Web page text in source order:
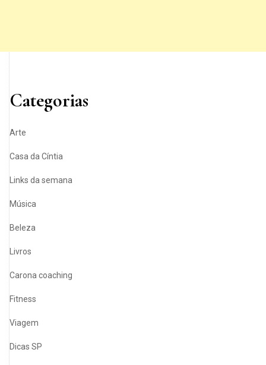
Categorias
Arte
Casa da Cíntia
Links da semana
Música
Beleza
Livros
Carona coaching
Fitness
Viagem
Dicas SP